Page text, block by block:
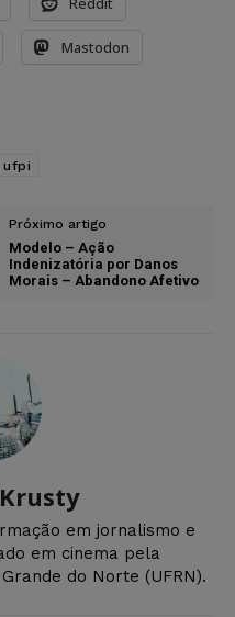
Mastodon
ufpi
Próximo artigo
Modelo – Ação
Indenizatória por Danos
Morais – Abandono Afetivo
em jornalismo e
em cinema pela
do Norte (UFRN).